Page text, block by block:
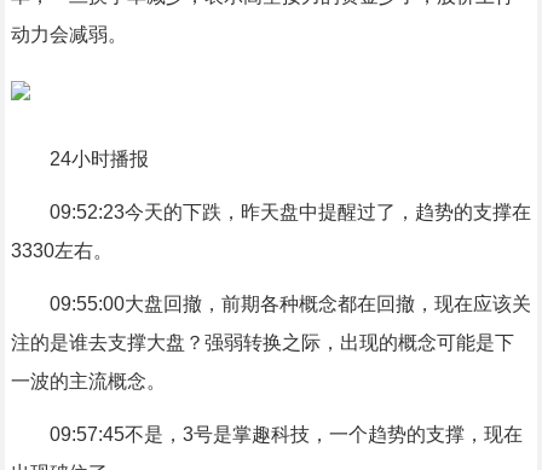
动力会减弱。
24小时播报
09:52:23今天的下跌，昨天盘中提醒过了，趋势的支撑在
3330左右。
09:55:00大盘回撤，前期各种概念都在回撤，现在应该关
注的是谁去支撑大盘？强弱转换之际，出现的概念可能是下
一波的主流概念。
09:57:45不是，3号是掌趣科技，一个趋势的支撑，现在